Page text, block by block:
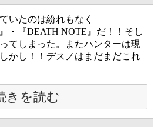
いたのは紛れもなく
・『DEATH NOTE』だ！！そし
てしまった。またハンターは現
かし！！デスノはまだまだこれ
きを読む